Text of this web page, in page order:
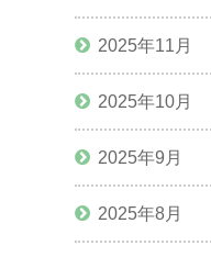
2025年11月
2025年10月
2025年9月
2025年8月